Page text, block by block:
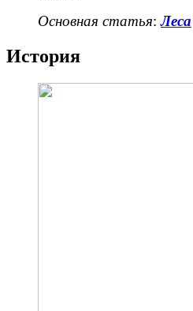
Основная статья:Леса
История